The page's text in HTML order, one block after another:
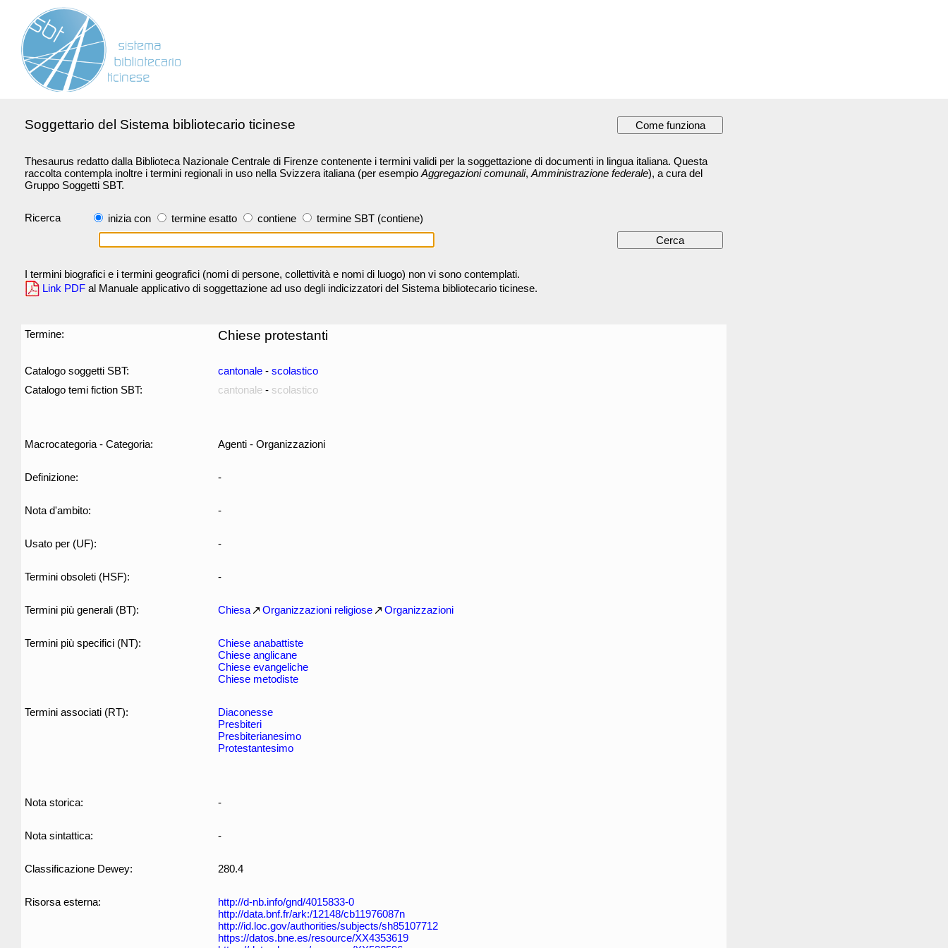
Soggettario del Sistema bibliotecario ticinese
Thesaurus redatto dalla Biblioteca Nazionale Centrale di Firenze contenente i termini validi per la soggettazione di documenti in lingua italiana. Questa
raccolta contempla inoltre i termini regionali in uso nella Svizzera italiana (per esempio Aggregazioni comunali, Amministrazione federale), a cura del
Gruppo Soggetti SBT.
Ricerca inizia con termine esatto contiene termine SBT (contiene)
I termini biografici e i termini geografici (nomi di persone, collettività e nomi di luogo) non vi sono contemplati.
Link PDF al Manuale applicativo di soggettazione ad uso degli indicizzatori del Sistema bibliotecario ticinese.
Termine: Chiese protestanti
Catalogo soggetti SBT: cantonale - scolastico
Catalogo temi fiction SBT:
cantonale - scolastico
Macrocategoria - Categoria: Agenti - Organizzazioni
Definizione: -
Nota d'ambito: -
Usato per (UF): -
Termini obsoleti (HSF): -
Termini più generali (BT): Chiesa Organizzazioni religiose Organizzazioni
Termini più specifici (NT):
Chiese anabattiste
Chiese anglicane
Chiese evangeliche
Chiese metodiste
Termini associati (RT):
Diaconesse
Presbiteri
Presbiterianesimo
Protestantesimo
Nota storica: -
Nota sintattica: -
Classificazione Dewey: 280.4
Risorsa esterna:
http://d-nb.info/gnd/4015833-0
http://data.bnf.fr/ark:/12148/cb11976087n
http://id.loc.gov/authorities/subjects/sh85107712
https://datos.bne.es/resource/XX4353619